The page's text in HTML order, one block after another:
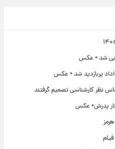
شد + عکس
نظر کارشناسی تصمیم گرفتند
پدرش+ عکس